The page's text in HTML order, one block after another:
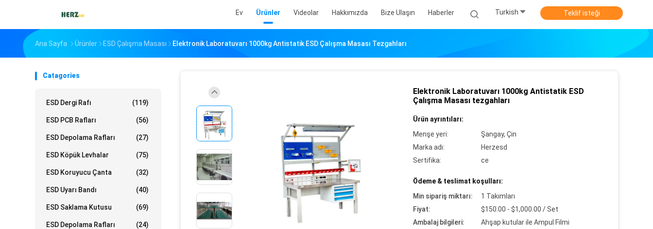
Ev Ürünler Videolar Hakkımızda Bize Ulaşın Haberler Turkish Teklif isteği
Ana Sayfa Ürünler ESD Çalışma Masası Elektronik Laboratuvarı 1000kg Antistatik ESD Çalışma Masası Tezgahları
Catagories
ESD Dergi Rafı (119)
ESD PCB Rafları (56)
ESD Depolama Rafları (27)
ESD Köpük Levhalar (75)
ESD Koruyucu Çanta (32)
ESD Uyarı Bandı (40)
ESD Saklama Kutusu (69)
ESD Depolama Rafları (24)
Elektronik Laboratuvarı 1000kg Antistatik ESD
Çalışma Masası tezgahları
Ürün ayrıntıları:
Menşe yeri:
Şangay, Çin
Marka adı:
Herzesd
Sertifika:
ce
Ödeme & teslimat koşulları:
Min sipariş miktarı:
1 Takımları
Fiyat:
$150.00 - $1,000.00 / Set
Ambalaj bilgileri:
Ahşap kutular ile Ampul Filmi